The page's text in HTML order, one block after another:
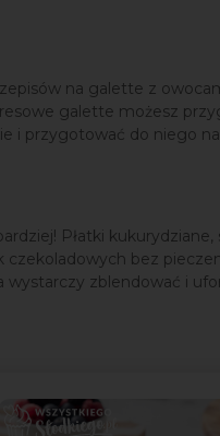
na galette z
galette możesz
i przygotować do niego
Płatki kukurydziane,
czekoladowych bez
wystarczy zblendować i